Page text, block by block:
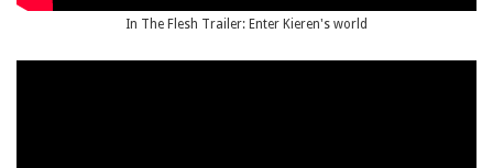
In The Flesh Trailer: Enter Kieren's world